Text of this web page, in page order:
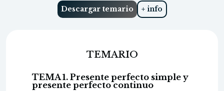
Descargar temario + info
TEMARIO
TEMA 1. Presente perfecto simple y
presente perfecto continuo